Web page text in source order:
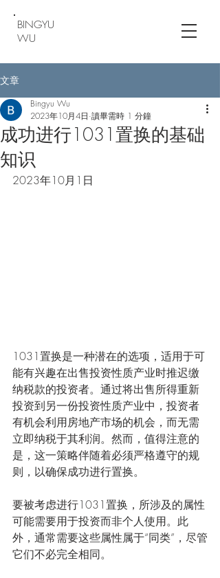
BINGYU
WU
文章
成功进行1031置换的基础
知识
Bingyu Wu
2023年10月4日 讀畢需時 1 分鐘
2023年10月1日
1031置换是一种潜在的选项，适用于可
能有兴趣在出售投资性质产业时推迟缴
纳税款的投资者。通过将出售所得重新
投资到另一份投资性质产业中，投资者
有机会利用房地产市场的机会，而无需
立即纳税于其利润。然而，值得注意的
是，这一策略伴随着必须严格遵守的规
则，以确保成功进行置换。
要被考虑进行1031置换，所涉及的属性
可能需要用于投资而非个人使用。此
外，通常需要这些属性属于“同类”，尽管
它们不必完全相同。